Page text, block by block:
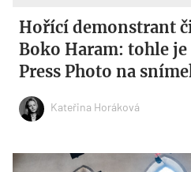
Hořící demonstrant
Boko Haram: tohle
Press Photo na
Kateřina Horáková